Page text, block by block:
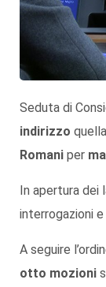
Seduta di
indirizzo
Romani per
In apertura dei
interrogazioni
A seguire
otto mozioni